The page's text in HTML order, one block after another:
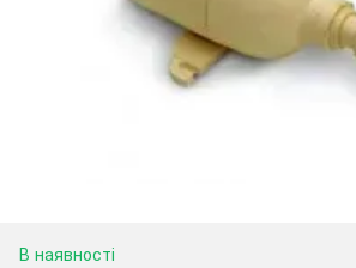
В наявності